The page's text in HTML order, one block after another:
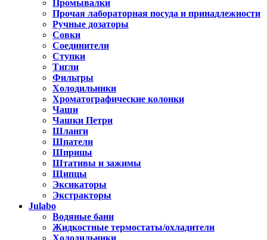
Промывалки
Прочая лабораторная посуда и принадлежности
Ручные дозаторы
Совки
Соединители
Ступки
Тигли
Фильтры
Холодильники
Хроматографические колонки
Чаши
Чашки Петри
Шланги
Шпатели
Шприцы
Штативы и зажимы
Щипцы
Эксикаторы
Экстракторы
Julabo
Водяные бани
Жидкостные термостаты/охладители
Холодильники